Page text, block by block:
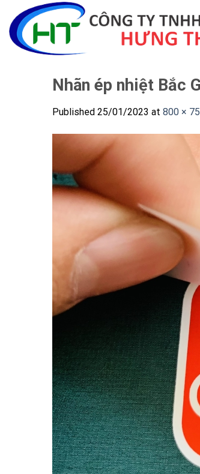
content
Nhãn ép nhiệt Bắc
Published 25/01/2023 at 800 ×